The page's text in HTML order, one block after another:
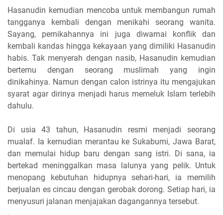
Hasanudin kemudian mencoba untuk membangun rumah
tangganya kembali dengan menikahi seorang wanita.
Sayang, pernikahannya ini juga diwarnai konflik dan
kembali kandas hingga kekayaan yang dimiliki Hasanudin
habis. Tak menyerah dengan nasib, Hasanudin kemudian
bertemu dengan seorang muslimah yang ingin
dinikahinya. Namun dengan calon istrinya itu mengajukan
syarat agar dirinya menjadi harus memeluk Islam terlebih
dahulu.
Di usia 43 tahun, Hasanudin resmi menjadi seorang
mualaf. Ia kemudian merantau ke Sukabumi, Jawa Barat,
dan memulai hidup baru dengan sang istri. Di sana, ia
bertekad meninggalkan masa lalunya yang pelik. Untuk
menopang kebutuhan hidupnya sehari-hari, ia memilih
berjualan es cincau dengan gerobak dorong. Setiap hari, ia
menyusuri jalanan menjajakan dagangannya tersebut.